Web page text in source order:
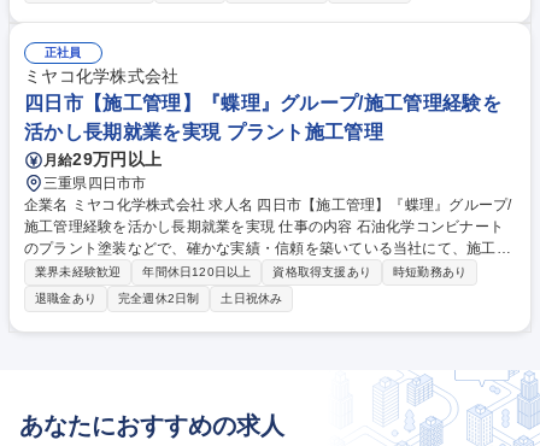
成、サンプル依頼・チェック等の一連業務をパタンナーや生産担当と連携
して推進。年2回の展示会企画・展示品作成も担当します。多彩なブラン
ドに携わり大きく成長できる環境で、自身のデザインが展示会でピックア
ップされたり、ご指名リピートを頂けたりすることが醍醐味です。 募集職
種 【名古屋】アパレルデザイナー（レディース・布帛）◆年間休日124日
正社員
ミヤコ化学株式会社
四日市【施工管理】『蝶理』グループ/施工管理経験を
活かし長期就業を実現 プラント施工管理
月給29万円以上
三重県四日市市
企業名 ミヤコ化学株式会社 求人名 四日市【施工管理】『蝶理』グループ/
施工管理経験を活かし長期就業を実現 仕事の内容 石油化学コンビナート
のプラント塗装などで、確かな実績・信頼を築いている当社にて、施工管
理業務をお任せします。これまでの施工管理経験や資格を活かしていただ
くことを期待しています。 【担当領域】防錆塗装工事、重防蝕塗装工事、
耐熱、耐冷塗装工事 【実績例】■橋梁、歩道橋 ■石油精製プラント、石油
関連化学プラント ■LNG基地、LPG基地 ■一般建築物 【社風】■和気藹々
■中途入社の割合が高く定着率◎。育休・産休取得や時短勤務の実績も多
工管理】『蝶理』グループ/施工管理経験を活かし長期就業を実現
業界未経験歓迎 年間休日120日以上 資格取得支援あり
時短勤務あり
退職金あり
完全週休2日制 土日祝休み
あなたにおすすめの求人